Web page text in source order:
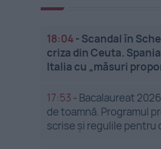
18:04- Scandal în
criza din Ceuta.
Italia cu „măsuri
17:53 - Bacalaureat
de toamnă. Programul
scrise și regulile pentru